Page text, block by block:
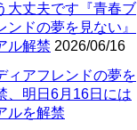
大丈夫です『青春ブ
ドの夢を見ない』
ル解禁 2026/06/16
ィアフレンドの夢を
、明日6月16日には
ルを解禁